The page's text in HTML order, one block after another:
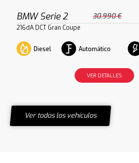
BMW Serie 2 30.990 €
216dA DCT Gran Coupe
Diesel Automático
VER DETALLES
Ver todos los vehículos